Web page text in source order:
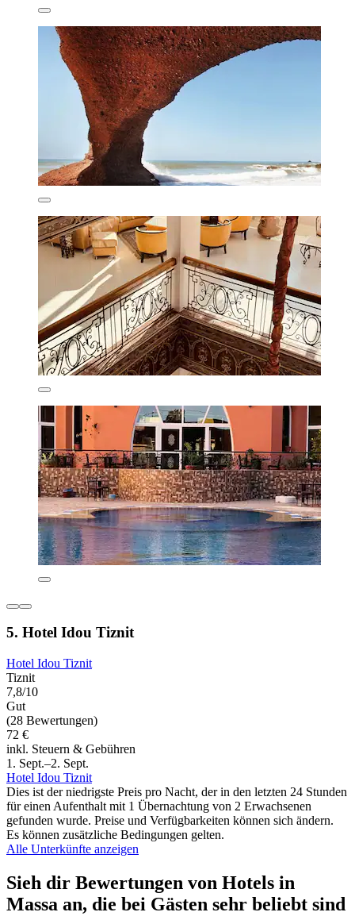
5. Hotel Idou Tiznit
Hotel Idou Tiznit
Tiznit
7,8/10
Gut
(28 Bewertungen)
72 €
inkl. Steuern & Gebühren
1. Sept.–2. Sept.
Hotel Idou Tiznit
Dies ist der niedrigste Preis pro Nacht, der in den letzten 24 Stunden
für einen Aufenthalt mit 1 Übernachtung von 2 Erwachsenen
gefunden wurde. Preise und Verfügbarkeiten können sich ändern.
Es können zusätzliche Bedingungen gelten.
Alle Unterkünfte anzeigen
Sieh dir Bewertungen von Hotels in
Massa an, die bei Gästen sehr beliebt sind